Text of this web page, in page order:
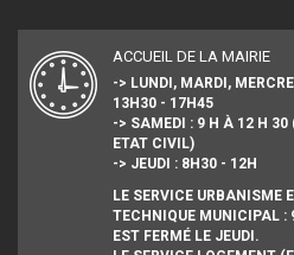
ACCUEIL DE LA MAIRIE
-> LUNDI, MARDI,
13H30 - 17H45
-> SAMEDI : 9 H À 12 H 30
ETAT CIVIL)
-> JEUDI : 8H30 - 12H
LE SERVICE URBANISME
TECHNIQUE MUNICIPAL :
EST FERMÉ LE JEUDI.